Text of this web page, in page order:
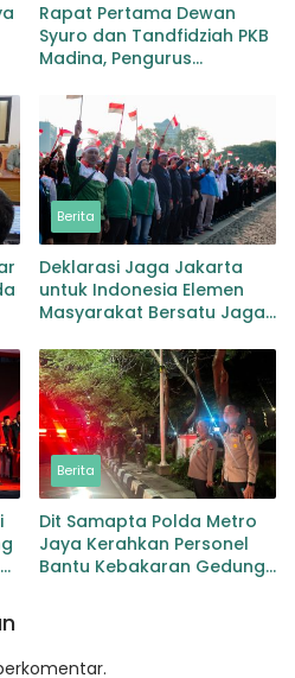
Rapat Pertama Dewan
Syuro dan Tandfidziah PKB
Madina, Pengurus
adalah Tokoh
Berita
Deklarasi Jaga Jakarta
untuk Indonesia Elemen
Masyarakat Bersatu Jaga
Berita
Dit Samapta Polda Metro
Jaya Kerahkan Personel
Bantu Kebakaran Gedung